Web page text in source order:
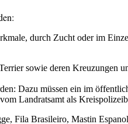
durch Zucht oder im
sowie deren Kreuzungen
Dazu müssen ein im
Landratsamt als
Fila Brasileiro, Mastin